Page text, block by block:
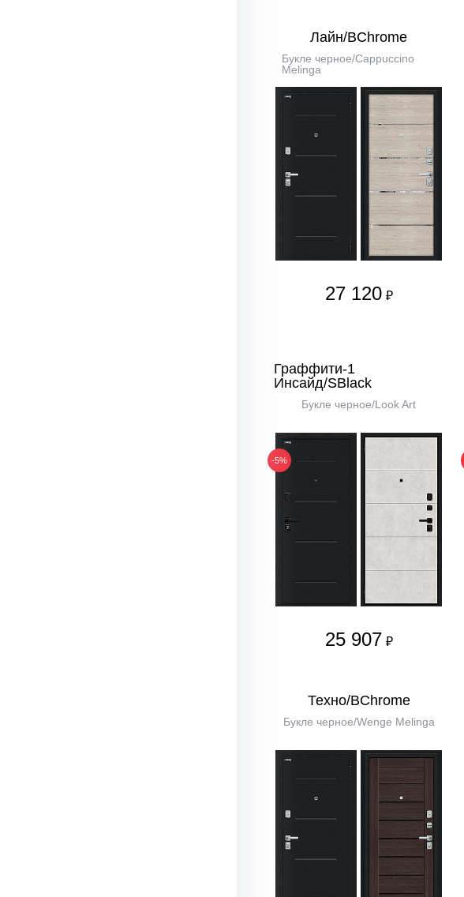
Лайн/BChrome
Букле черное/Cappuccino
Melinga
27 120 ₽
Граффити-1
Инсайд/SBlack
Букле черное/Look Art
-5%
25 907 ₽
Техно/BChrome
Букле черное/Wenge Melinga